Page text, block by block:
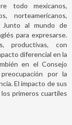
todo mexicanos,
norteamericanos,
Junto al mundo de
para expresarse.
productivas, con
diferencial en la
en el Consejo
por la
El impacto de sus
primeros cuartiles